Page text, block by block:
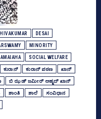
DESAI
MINORITY
SOCIAL WELFARE
ಕುರಾನ್‌ ಕುರಾನ್‌ ಪಠಣ ಖಾನ್‌
ಬಿ ಝಡ್‌ ಜಮೀರ್‌ ಅಹ್ಮದ್‌ ಖಾನ್‌
ಶಾಂತಿ ಶಾಲೆ ಸಂವಿಧಾನ